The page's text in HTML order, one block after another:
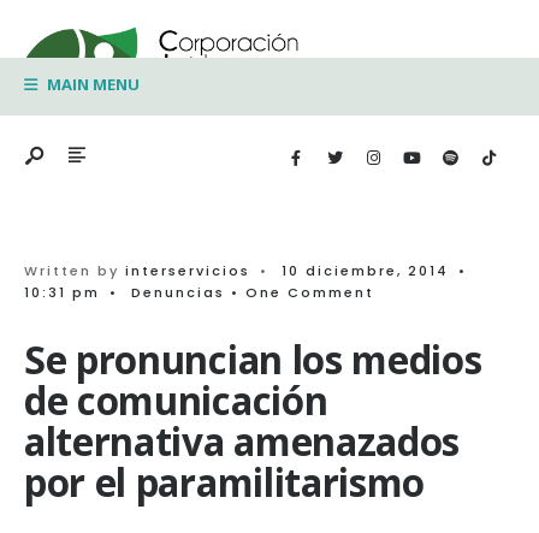
to
contentMAIN MENU
Written by interservicios • 10 diciembre, 2014
•
10:31 pm
• Denuncias • One Comment
Se pronuncian los medios
de comunicación
alternativa amenazados
por el paramilitarismo
for: